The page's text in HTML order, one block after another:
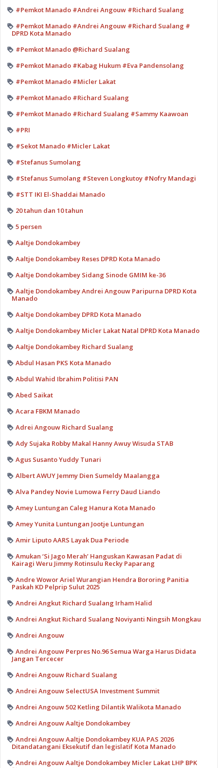
#Pemkot Manado #Andrei Angouw #Richard Sualang
#Pemkot Manado #Andrei Angouw #Richard Sualang #
DPRD Kota Manado
#Pemkot Manado @Richard Sualang
#Pemkot Manado #Kabag Hukum #Eva Pandensolang
#Pemkot Manado #Micler Lakat
#Pemkot Manado #Richard Sualang
#Pemkot Manado #Richard Sualang #Sammy Kaawoan
#PRI
#Sekot Manado #Micler Lakat
#Stefanus Sumolang
#Stefanus Sumolang #Steven Longkutoy #Nofry Mandagi
#STT IKI El-Shaddai Manado
20 tahun dan 10 tahun
5 persen
Aaltje Dondokambey
Aaltje Dondokambey Reses DPRD Kota Manado
Aaltje Dondokambey Sidang Sinode GMIM ke-36
Aaltje Dondokambey Andrei Angouw Paripurna DPRD Kota
Manado
Aaltje Dondokambey DPRD Kota Manado
Aaltje Dondokambey Micler Lakat Natal DPRD Kota Manado
Aaltje Dondokambey Richard Sualang
Abdul Hasan PKS Kota Manado
Abdul Wahid Ibrahim Politisi PAN
Abed Saikat
Acara FBKM Manado
Adrei Angouw Richard Sualang
Ady Sujaka Robby Makal Hanny Awuy Wisuda STAB
Agus Susanto Yuddy Tunari
Albert AWUY Jemmy Dien Sumeldy Maalangga
Alva Pandey Novie Lumowa Ferry Daud Liando
Amey Luntungan Caleg Hanura Kota Manado
Amey Yunita Luntungan Jootje Luntungan
Amir Liputo AARS Layak Dua Periode
Amukan ‘Si Jago Merah’ Hanguskan Kawasan Padat di
Kairagi Weru Jimmy Rotinsulu Recky Paparang
Andre Wowor Ariel Wurangian Hendra Bororing Panitia
Paskah KD Pelprip Sulut 2025
Andrei Angkut Richard Sualang Irham Halid
Andrei Angkut Richard Sualang Noviyanti Ningsih Mongkau
Andrei Angouw
Andrei Angouw Perpres No.96 Semua Warga Harus Didata
Jangan Tercecer
Andrei Angouw Richard Sualang
Andrei Angouw SelectUSA Investment Summit
Andrei Angouw 502 Ketling Dilantik Walikota Manado
Andrei Angouw Aaltje Dondokambey
Andrei Angouw Aaltje Dondokambey KUA PAS 2026
Ditandatangani Eksekutif dan legislatif Kota Manado
Andrei Angouw Aaltje Dondokambey Micler Lakat LHP BPK